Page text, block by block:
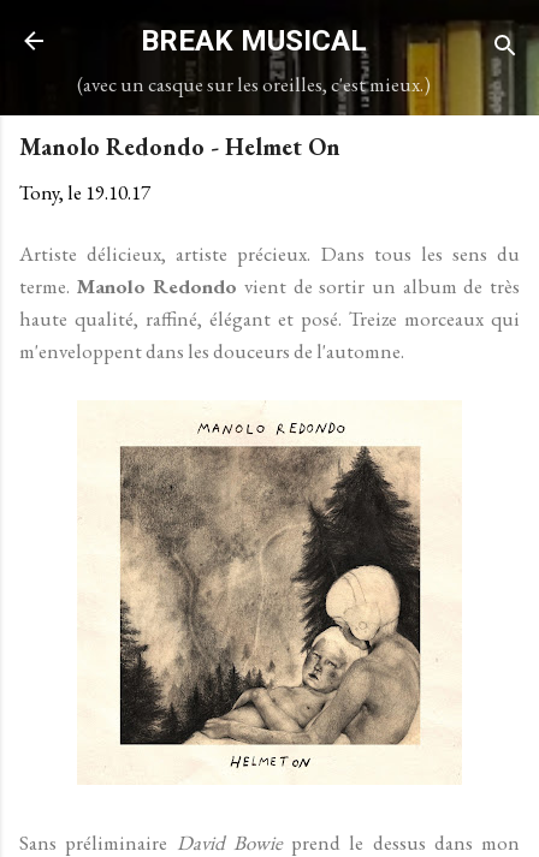
Accéder au contenu principal
BREAK MUSICAL
(avec un casque sur les oreilles, c'est mieux.)
Manolo Redondo - Helmet On
Tony, le 19.10.17
Artiste délicieux, artiste précieux. Dans tous les sens du
terme. Manolo Redondo vient de sortir un album de très
haute qualité, raffiné, élégant et posé. Treize morceaux qui
m'enveloppent dans les douceurs de l'automne.
Sans préliminaire David Bowieprend le dessus dans mon